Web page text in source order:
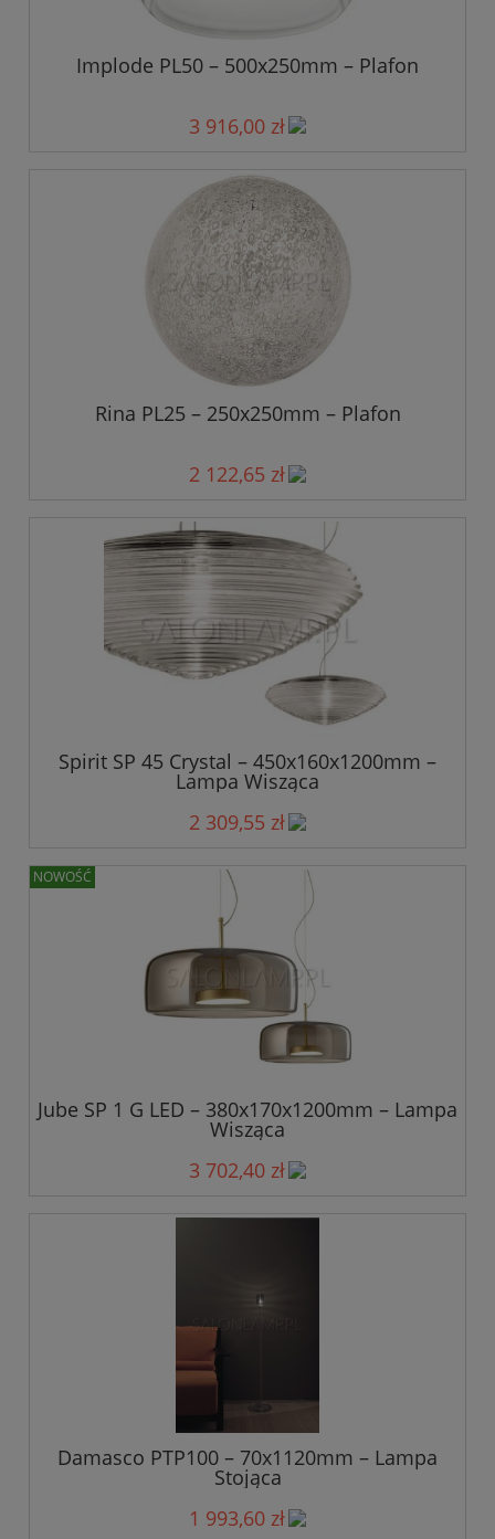
Implode PL50 – 500x250mm – Plafon
3 916,00 zł
Rina PL25 – 250x250mm – Plafon
2 122,65 zł
Spirit SP 45 Crystal – 450x160x1200mm –
Lampa Wisząca
2 309,55 zł
Jube SP 1 G LED – 380x170x1200mm – Lampa
Wisząca
3 702,40 zł
NOWOŚĆ
Damasco PTP100 – 70x1120mm – Lampa
Stojąca
1 993,60 zł